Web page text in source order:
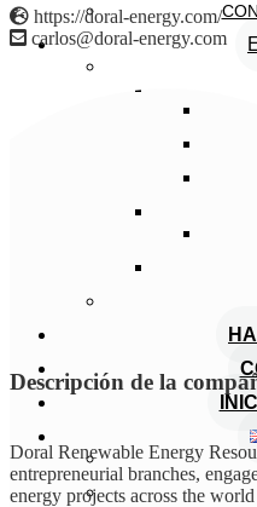
https://doral-energy.com/
carlos@doral-energy.com
Descripción de la
Doral Renewable Energy
entrepreneurial branches,
energy projects across the world